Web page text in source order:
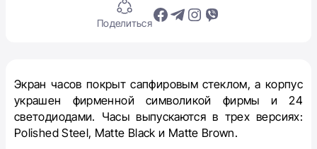
Поделиться
Экран часов покрыт сапфировым стеклом, а корпус
украшен фирменной символикой фирмы и 24
светодиодами. Часы выпускаются в трех версиях:
Polished Steel, Matte Black и Matte Brown.